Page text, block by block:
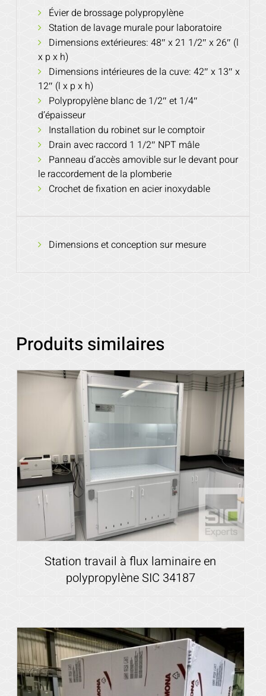
Évier de brossage polypropylène
Station de lavage murale pour laboratoire
Dimensions extérieures: 48″ x 21 1/2″ x 26″ (l
x p x h)
Dimensions intérieures de la cuve: 42″ x 13″ x
12″ (l x p x h)
Polypropylène blanc de 1/2″ et 1/4″
d’épaisseur
Installation du robinet sur le comptoir
Drain avec raccord 1 1/2″ NPT mâle
Panneau d’accès amovible sur le devant pour
le raccordement de la plomberie
Crochet de fixation en acier inoxydable
Dimensions et conception sur mesure
Produits similaires
Voir les détails
Station travail à flux laminaire en
polypropylène SIC 34187